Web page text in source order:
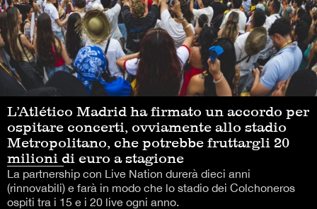
L’Atlético Madrid ha firmato un accordo per
ospitare concerti, ovviamente allo stadio
Metropolitano, che potrebbe fruttargli 20
milioni di euro a stagione
La partnership con Live Nation durerà dieci anni
(rinnovabili) e farà in modo che lo stadio dei Colchoneros
ospiti tra i 15 e i 20 live ogni anno.